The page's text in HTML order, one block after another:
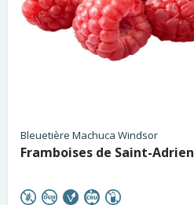
Bleuetière Machuca Windsor
Framboises de Saint-Adrien